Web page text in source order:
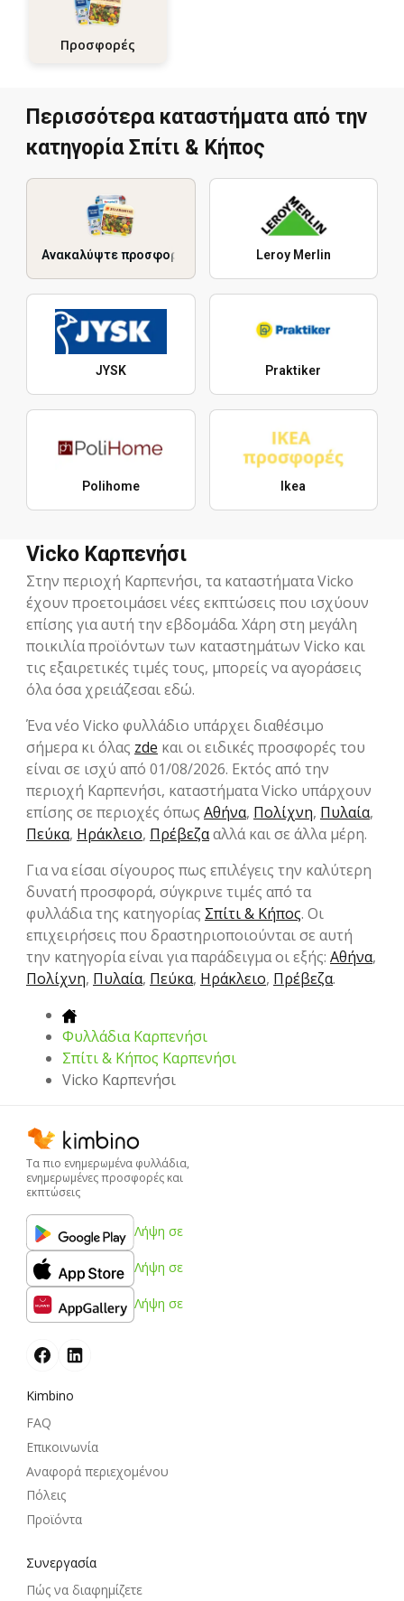
Προσφορές
Περισσότερα καταστήματα από την
κατηγορία Σπίτι & Κήπος
Ανακαλύψτε προσφορές Leroy Merlin
JYSK Praktiker
Polihome Ikea
Vicko Καρπενήσι
Στην περιοχή Καρπενήσι, τα καταστήματα Vicko
έχουν προετοιμάσει νέες εκπτώσεις που ισχύουν
επίσης για αυτή την εβδομάδα. Χάρη στη μεγάλη
ποικιλία προϊόντων των καταστημάτων Vicko και
τις εξαιρετικές τιμές τους, μπορείς να αγοράσεις
όλα όσα χρειάζεσαι εδώ.
Ένα νέο Vicko φυλλάδιο υπάρχει διαθέσιμο
σήμερα κι όλας zde και οι ειδικές προσφορές του
είναι σε ισχύ από 01/08/2026. Εκτός από την
περιοχή Καρπενήσι, καταστήματα Vicko υπάρχουν
επίσης σε περιοχές όπως Αθήνα, Πολίχνη, Πυλαία,
Πεύκα, Ηράκλειο, Πρέβεζααλλά και σε άλλα μέρη.
Για να είσαι σίγουρος πως επιλέγεις την καλύτερη
δυνατή προσφορά, σύγκρινε τιμές από τα
φυλλάδια της κατηγορίας Σπίτι & Κήπος. Οι
επιχειρήσεις που δραστηριοποιούνται σε αυτή
την κατηγορία είναι για παράδειγμα οι εξής: Αθήνα,
Πολίχνη, Πυλαία, Πεύκα, Ηράκλειο, Πρέβεζα.
Φυλλάδια Καρπενήσι
Σπίτι & Κήπος Καρπενήσι
Vicko Καρπενήσι
Τα πιο ενημερωμένα φυλλάδια,
ενημερωμένες προσφορές και
εκπτώσεις
Λήψη σε
Λήψη σε
Λήψη σε
Kimbino
FAQ
Επικοινωνία
Αναφορά περιεχομένου
Πόλεις
Προϊόντα
Συνεργασία
Πώς να διαφημίζετε